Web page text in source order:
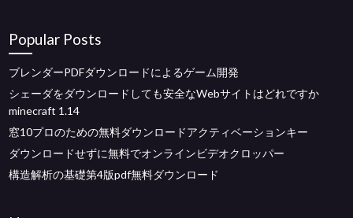
Popular Posts
ブレンダーPDFダウンロードによるゲーム開発
シェーダをダウンロードしても安全なWebサイトはどれですか
minecraft 1.14
窓10プロのための無料ダウンロードアクティベーションキー
ダウンロードせずに無料でオンラインビデオクロッパー
構造解析の基礎第4版pdf無料ダウンロード